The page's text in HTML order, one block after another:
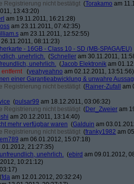
Registrierung nicht bestätigt (Torakamo am
13:43:20)
am 19.11.2011, 16:21:28)
am 23.11.2011, 07:42:35)
am 23.11.2011, 12:52:55)
08:11:23)
- 16GB - Class 10 - SD (MB-SPAGA/EU)
unehrlich. (Schneller am 30.11.2011,
unehrlich. (Jacob Elektronik am
entfernt (yeahyeahno am 02.12.2011, 13:51:56)
einer Garantieabwicklung & unwahre
Registrierung nicht bestätigt (Rainer-Zufall
am
(pulsar99 am 18.12.2011, 03:06:32)
Registrierung nicht bestätigt (Der_Zweier am
am 20.12.2011, 13:14:40)
mehr verfügbar waren (Galduin am
Registrierung nicht bestätigt (franky1982 am
am 06.01.2012, 15:07:18)
21:27:35)
unehrlich. (ebird am 09.01.2012,
10:21:12)
(fda am 12.01.2012, 20:32:24)